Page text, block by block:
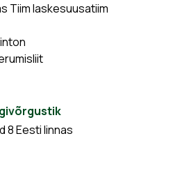
Tiim laskesuusatiim
8 Eesti linnas